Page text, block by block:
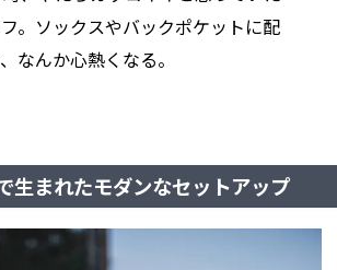
。ソックスやバックポケットに配
なんか心熱くなる。
生まれたモダンなセットアップ